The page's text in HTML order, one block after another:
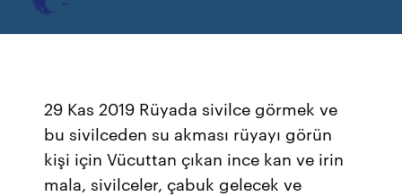
29 Kas 2019 Rüyada sivilce görmek ve
bu sivilceden su akması rüyayı görün
kişi için Vücuttan çıkan ince kan ve irin
mala, sivilceler, çabuk gelecek ve